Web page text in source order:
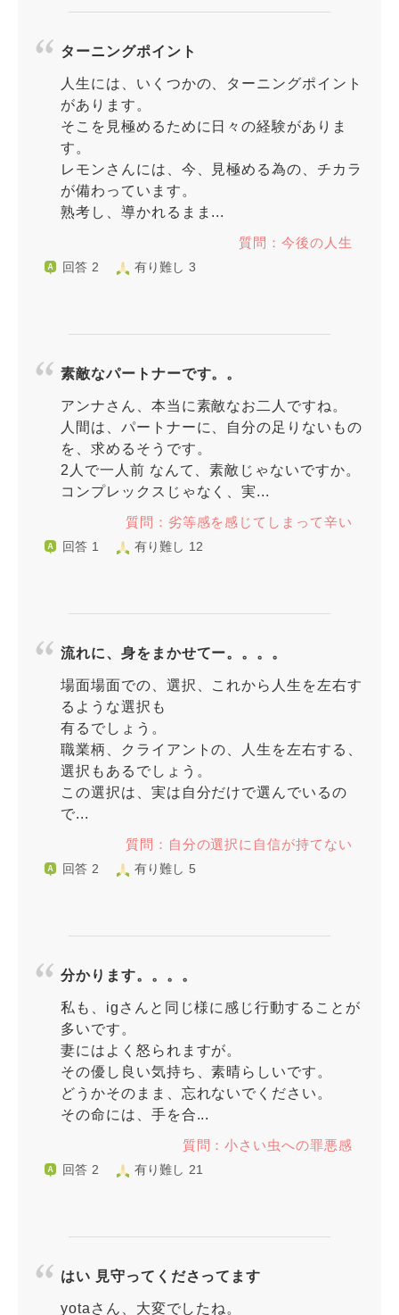
ターニングポイント
人生には、いくつかの、ターニングポイント
があります。
そこを見極めるために日々の経験がありま
す。
レモンさんには、今、見極める為の、チカラ
が備わっています。
熟考し、導かれるまま...
質問：今後の人生
回答 2 有り難し 3
素敵なパートナーです。。
アンナさん、本当に素敵なお二人ですね。
人間は、パートナーに、自分の足りないもの
を、求めるそうです。
2人で一人前 なんて、素敵じゃないですか。
コンプレックスじゃなく、実...
質問：劣等感を感じてしまって辛い
回答 1 有り難し 12
流れに、身をまかせてー。。。。
場面場面での、選択、これから人生を左右す
るような選択も
有るでしょう。
職業柄、クライアントの、人生を左右する、
選択もあるでしょう。
この選択は、実は自分だけで選んでいるの
で...
質問：自分の選択に自信が持てない
回答 2 有り難し 5
分かります。。。。
私も、igさんと同じ様に感じ行動することが
多いです。
妻にはよく怒られますが。
その優し良い気持ち、素晴らしいです。
どうかそのまま、忘れないでください。
その命には、手を合...
質問：小さい虫への罪悪感
回答 2 有り難し 21
はい 見守ってくださってます
yotaさん、大変でしたね。